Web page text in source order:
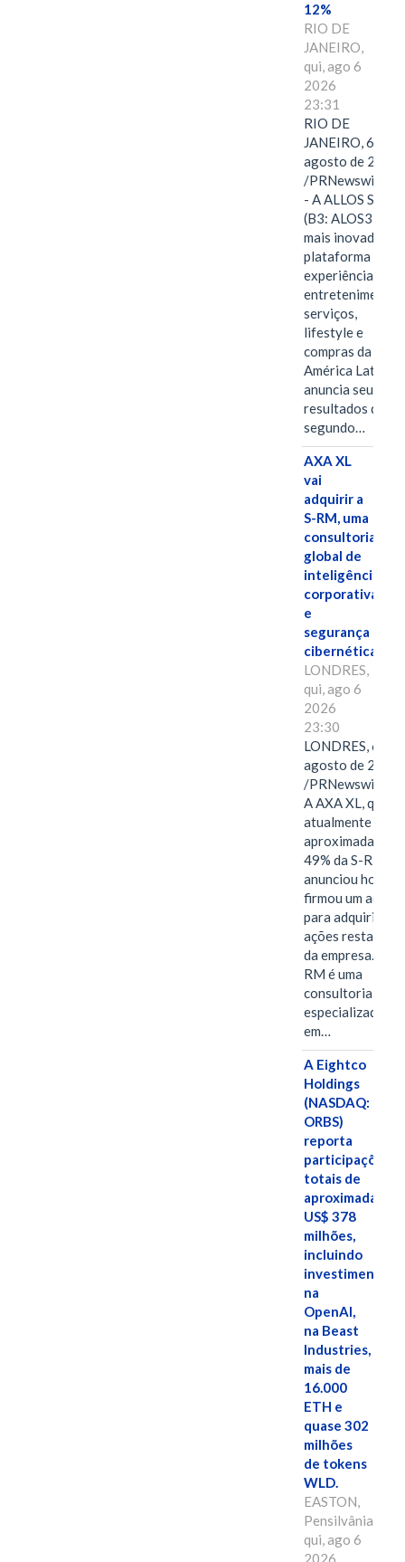
12%
RIO DE
JANEIRO,
qui, ago 6
2026
23:31
RIO DE
JANEIRO, 6 de
agosto de 2026
/PRNewswire/ -
- A ALLOS S.A.
(B3: ALOS3), a
mais inovadora
plataforma de
experiências,
entretenimento,
serviços,
lifestyle e
compras da
América Latina
anuncia seus
resultados do
segundo…
AXA XL
vai
adquirir a
S-RM, uma
consultoria
global de
inteligência
corporativa
e
segurança
cibernética
LONDRES,
qui, ago 6
2026
23:30
LONDRES, 6 de
agosto de 2026
/PRNewswire/ --
A AXA XL, que
atualmente
49% da S-RM,
anunciou hoje
firmou um
para adquirir as
ações restantes
da empresa. A S-
RM é uma
consultoria
especializada
em…
A Eightco
Holdings
(NASDAQ:
ORBS)
reporta
participações
totais de
US$ 378
milhões,
incluindo
investimentos
na
OpenAI,
na Beast
Industries,
mais de
16.000
ETH e
quase 302
milhões
de tokens
WLD.
EASTON,
Pensilvânia,
qui, ago 6
2026